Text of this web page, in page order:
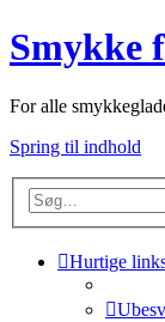
Smykke
For alle
Spring til indhold
Hurtige